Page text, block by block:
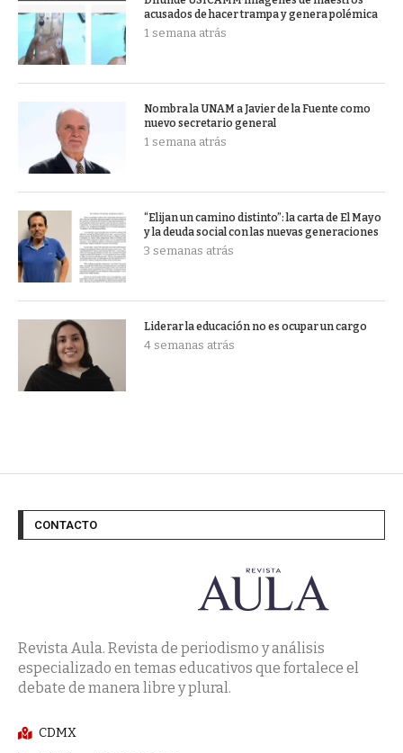
acusados de hacer trampa y genera polémica
1 semana atrás
Nombra la UNAM a Javier de la Fuente como
nuevo secretario general
1 semana atrás
“Elijan un camino distinto”: la carta de El Mayo
y la deuda social con las nuevas generaciones
3 semanas atrás
Liderar la educación no es ocupar un cargo
4 semanas atrás
CONTACTO
Revista Aula. Revista de periodismo y análisis
especializado en temas educativos que fortalece el
debate de manera libre y plural.
CDMX